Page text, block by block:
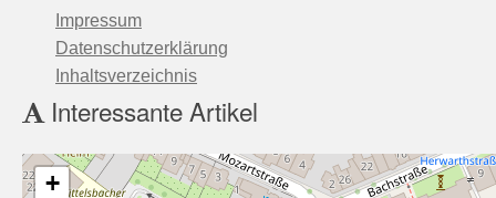
Impressum
Datenschutzerklärung
Inhaltsverzeichnis
Interessante Artikel
+